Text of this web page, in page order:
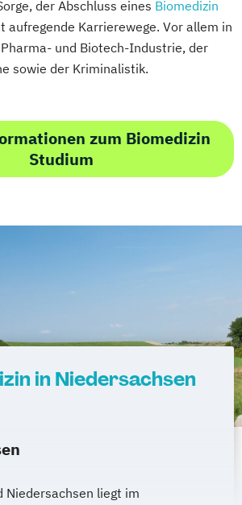
der Abschluss eines Biomedizin
aufregende Karrierewege. Vor allem in
und Biotech-Industrie, der
sowie der Kriminalistik.
zum Biomedizin
Studium
in Niedersachsen
Niedersachsen liegt im